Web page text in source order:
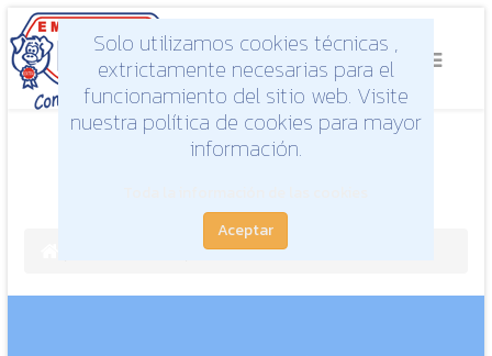
Solo utilizamos cookies técnicas ,
extrictamente necesarias para el
funcionamiento del sitio web. Visite
nuestra política de cookies para mayor
información.
Aceptar
Adobados